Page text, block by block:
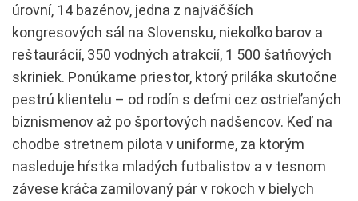
úrovní, 14 bazénov, jedna z najväčších
kongresových sál na Slovensku, niekoľko barov a
reštaurácií, 350 vodných atrakcií, 1 500 šatňových
skriniek. Ponúkame priestor, ktorý priláka skutočne
pestrú klientelu – od rodín s deťmi cez ostrieľaných
biznismenov až po športových nadšencov. Keď na
chodbe stretnem pilota v uniforme, za ktorým
nasleduje hŕstka mladých futbalistov a v tesnom
závese kráča zamilovaný pár v rokoch v bielych